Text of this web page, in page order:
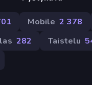
Mobile 2 378
282 Taistelu